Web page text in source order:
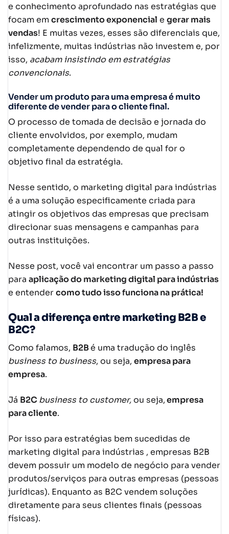
e conhecimento aprofundado nas estratégias que
focam emcrescimento exponencial e gerar mais
vendas! E muitas vezes, esses são diferenciais que,
infelizmente, muitas indústrias não investem e, por
isso, acabam insistindo em estratégias
convencionais.
Vender um produto para uma empresa é muito
diferente de vender para o cliente final.
O processo de tomada de decisão e jornada do
cliente envolvidos, por exemplo, mudam
completamente dependendo de qual for o
objetivo final da estratégia.
Nesse sentido, o marketing digital para indústrias
é a uma solução especificamente criada para
atingir os objetivos das empresas que precisam
direcionar suas mensagens e campanhas para
outras instituições.
Nesse post, você vai encontrar um passo a passo
para aplicação do marketing digital para indústrias
e entendercomo tudo isso funciona na prática!
Qual a diferença entre marketing B2B e
B2C?
Como falamos, B2Bé uma tradução do inglês
business to business, ou seja, empresa para
empresa.
Já B2Cbusiness to customer,ou seja,empresa
para cliente.
Por isso para estratégias bem sucedidas de
marketing digital para indústrias , empresas B2B
devem possuir um modelo de negócio para vender
produtos/serviços para outras empresas (pessoas
jurídicas). Enquanto as B2C vendem soluções
diretamente para seus clientes finais (pessoas
físicas).